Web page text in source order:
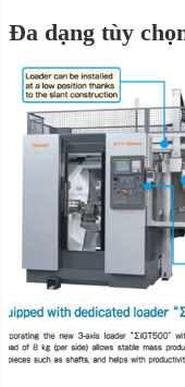
Đa dạng tùy